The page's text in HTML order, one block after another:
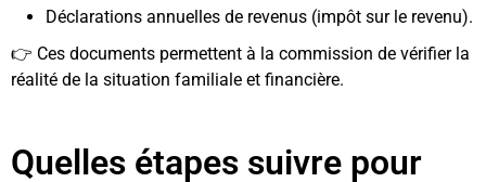
Déclarations annuelles de revenus (impôt sur le revenu).
👉 Ces documents permettent à la commission de vérifier la
réalité de la situation familiale et financière.
Quelles étapes suivre pour